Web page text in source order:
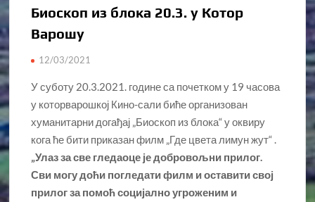
Биоскоп из блока 20.3. у Котор
Варошу
12/03/2021
У суботу 20.3.2021. године са почетком у 19 часова
у которварошкој Кино-сали биће организован
хуманитарни догађај „Биоскоп из блока“ у оквиру
кога ће бити приказан филм „Где цвета лимун жут“ .
„Улаз за све гледаоце је добровољни прилог.
Сви могу доћи погледати филм и оставити свој
прилог за помоћ социјално угроженим и